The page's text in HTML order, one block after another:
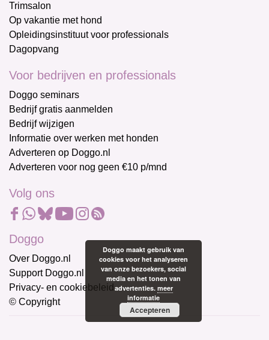
Trimsalon
Op vakantie met hond
Opleidingsinstituut voor professionals
Dagopvang
Voor bedrijven en professionals
Doggo seminars
Bedrijf gratis aanmelden
Bedrijf wijzigen
Informatie over werken met honden
Adverteren op Doggo.nl
Adverteren voor nog geen €10 p/mnd
Volg ons
Doggo
Over Doggo.nl
Support Doggo.nl
Privacy- en cookiebeleid
© Copyright
Doggo maakt gebruik van
cookies voor het analyseren
van onze bezoekers, social
media en het tonen van
advertenties. meer
informatie
Accepteren